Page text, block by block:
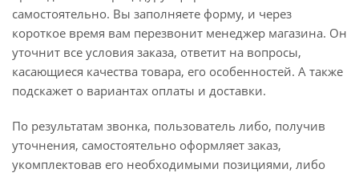
самостоятельно. Вы заполняете форму, и через
короткое время вам перезвонит менеджер магазина. Он
уточнит все условия заказа, ответит на вопросы,
касающиеся качества товара, его особенностей. А также
подскажет о вариантах оплаты и доставки.
По результатам звонка, пользователь либо, получив
уточнения, самостоятельно оформляет заказ,
укомплектовав его необходимыми позициями, либо